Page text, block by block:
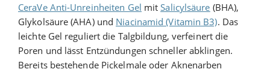
CeraVe Anti-Unreinheiten Gel mitSalicylsäure (BHA),
Glykolsäure (AHA) und Niacinamid (Vitamin B3). Das
leichte Gel reguliert die Talgbildung, verfeinert die
Poren und lässt Entzündungen schneller abklingen.
Bereits bestehende Pickelmale oder Aknenarben